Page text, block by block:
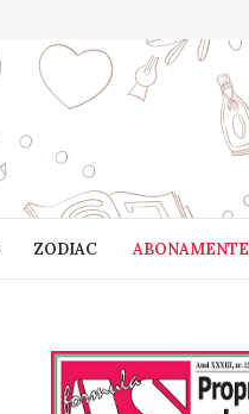
ZODIAC ABONAMENTE